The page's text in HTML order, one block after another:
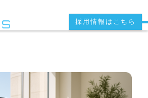
採用情報はこちら